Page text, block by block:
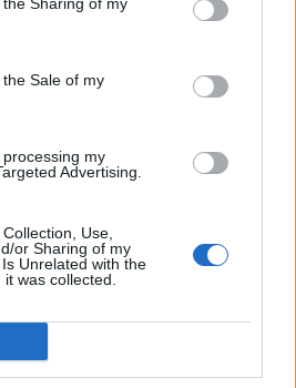
Sale of my
my
Advertising.
Use,
or Sharing of my
Unrelated with the
was collected.
e
a solução mais adequada
investimento
e cuidado com as fixações,
futuras
contínua como forma de garantir